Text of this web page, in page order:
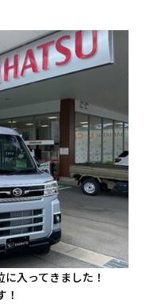
入ってきました！
！